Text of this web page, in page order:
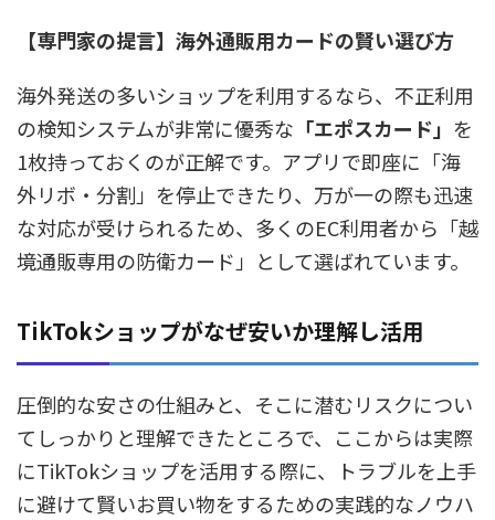
【専門家の提言】海外通販用カードの賢い選び方
海外発送の多いショップを利用するなら、不正利用
の検知システムが非常に優秀な 「エポスカード」 を
1枚持っておくのが正解です。アプリで即座に「海
外リボ・分割」を停止できたり、万が一の際も迅速
な対応が受けられるため、多くのEC利用者から「越
境通販専用の防衛カード」として選ばれています。
TikTokショップがなぜ安いか理解し活用
圧倒的な安さの仕組みと、そこに潜むリスクについ
てしっかりと理解できたところで、ここからは実際
にTikTokショップを活用する際に、トラブルを上手
に避けて賢いお買い物をするための実践的なノウハ